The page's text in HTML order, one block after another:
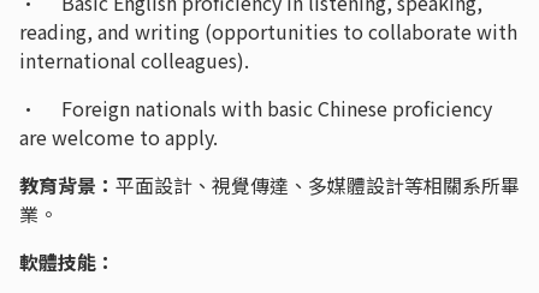
reading, and writing (opportunities to collaborate with
international colleagues).
· Foreign nationals with basic Chinese proficiency
are welcome to apply.
教育背景： 平面設計、視覺傳達、多媒體設計等相關系所畢
業。
軟體技能：